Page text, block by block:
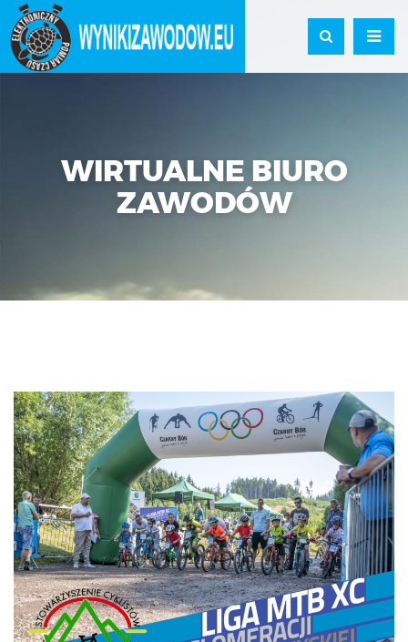
WIRTUALNE BIURO
ZAWODÓW